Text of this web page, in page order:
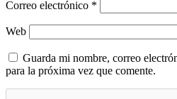
Correo electrónico *
Web
Guarda mi nombre, correo
para la próxima vez que comente.